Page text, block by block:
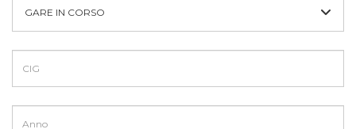
GARE IN CORSO